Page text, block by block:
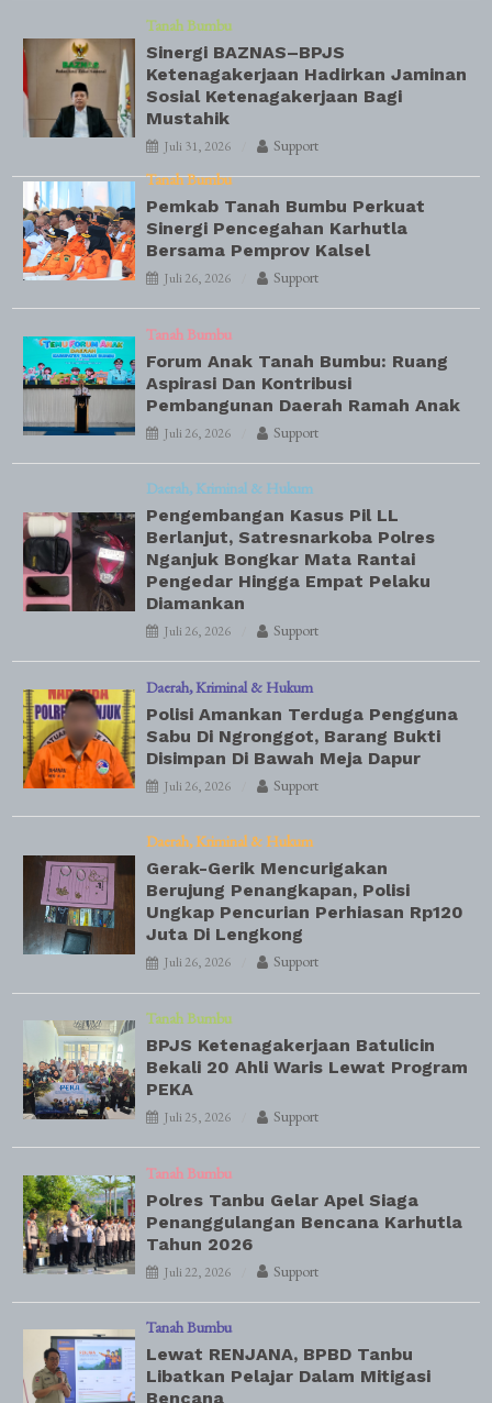
Tanah Bumbu
Sinergi BAZNAS–BPJS
Ketenagakerjaan Hadirkan Jaminan
Sosial Ketenagakerjaan Bagi
Mustahik
Juli 31, 2026
Support
Tanah Bumbu
Pemkab Tanah Bumbu Perkuat
Sinergi Pencegahan Karhutla
Bersama Pemprov Kalsel
Juli 26, 2026 Support
Tanah Bumbu
Forum Anak Tanah Bumbu: Ruang
Aspirasi Dan Kontribusi
Pembangunan Daerah Ramah Anak
Juli 26, 2026 Support
Daerah Kriminal & Hukum
Pengembangan Kasus Pil LL
Berlanjut, Satresnarkoba Polres
Nganjuk Bongkar Mata Rantai
Pengedar Hingga Empat Pelaku
Diamankan
Juli 26, 2026 Support
Daerah Kriminal & Hukum
Polisi Amankan Terduga Pengguna
Sabu Di Ngronggot, Barang Bukti
Disimpan Di Bawah Meja Dapur
Juli 26, 2026 Support
Daerah Kriminal & Hukum
Gerak-Gerik Mencurigakan
Berujung Penangkapan, Polisi
Ungkap Pencurian Perhiasan Rp120
Juta Di Lengkong
Juli 26, 2026 Support
Tanah Bumbu
BPJS Ketenagakerjaan Batulicin
Bekali 20 Ahli Waris Lewat Program
PEKA
Juli 25, 2026 Support
Tanah Bumbu
Polres Tanbu Gelar Apel Siaga
Penanggulangan Bencana Karhutla
Tahun 2026
Juli 22, 2026 Support
Tanah Bumbu
Lewat RENJANA, BPBD Tanbu
Libatkan Pelajar Dalam Mitigasi
Bencana